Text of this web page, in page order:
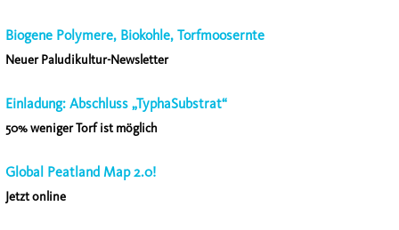
Biogene Polymere, Biokohle, Torfmoosernte
Neuer Paludikultur-Newsletter
Einladung: Abschluss „TyphaSubstrat“
50% weniger Torf ist möglich
Global Peatland Map 2.0!
Jetzt online